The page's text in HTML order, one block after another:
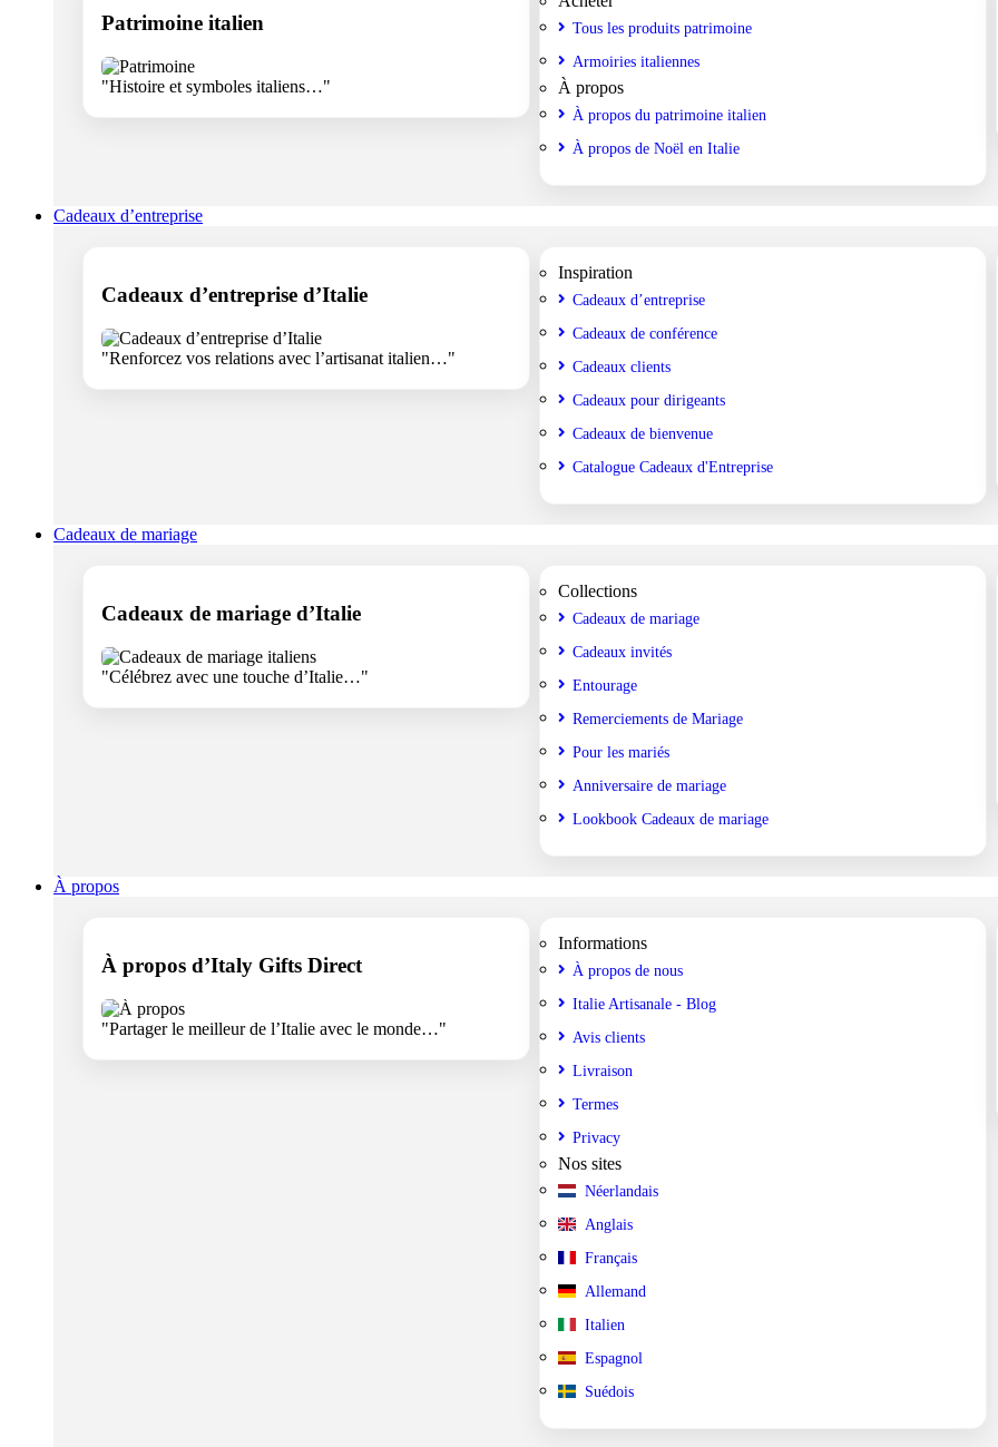
Patrimoine italien
"Histoire et symboles italiens…"
Tous les produits patrimoine
Armoiries italiennes
À propos
À propos du patrimoine italien
À propos de Noël en Italie
Cadeaux d’entreprise
Cadeaux d’entreprise d’Italie
"Renforcez vos relations avec l’artisanat italien…"
Inspiration
Cadeaux d’entreprise
Cadeaux de conférence
Cadeaux clients
Cadeaux pour dirigeants
Cadeaux de bienvenue
Catalogue Cadeaux d'Entreprise
Cadeaux de mariage
Cadeaux de mariage d’Italie
"Célébrez avec une touche d’Italie…"
Collections
Cadeaux de mariage
Cadeaux invités
Entourage
Remerciements de Mariage
Pour les mariés
Anniversaire de mariage
Lookbook Cadeaux de mariage
À propos
À propos d’Italy Gifts Direct
"Partager le meilleur de l’Italie avec le monde…"
Informations
À propos de nous
Italie Artisanale - Blog
Avis clients
Livraison
Termes
Privacy
Nos sites
Néerlandais
Anglais
Français
Allemand
Italien
Espagnol
Suédois